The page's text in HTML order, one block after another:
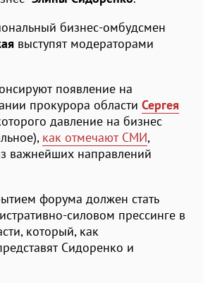
бизнес-омбудсмен
выступят модераторами
появление на
прокурора области Сергея
давление на бизнес
как отмечают СМИ,
важнейших направлений
форума должен стать
силовом прессинге в
который, как
Сидоренко и